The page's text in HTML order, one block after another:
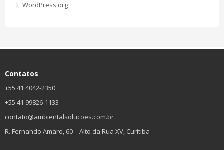
WordPress.org
Contatos
+55 41 4042-2350
+55 41 99826-1133
contato@ambientalsolucoes.com.br
R. Fernando Amaro, 60 – Alto da Rua XV, Curitiba